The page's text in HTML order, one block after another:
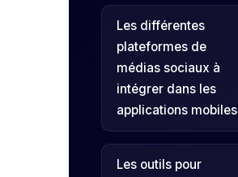
Les différentes
plateformes de
médias sociaux à
intégrer dans les
applications mobiles
Les outils pour